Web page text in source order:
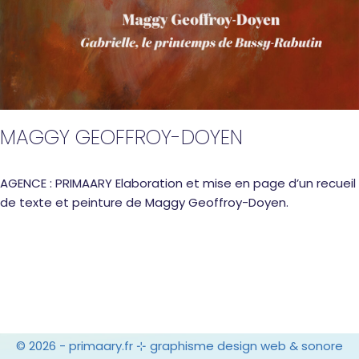
MAGGY GEOFFROY-DOYEN
AGENCE : PRIMAARY Elaboration et mise en page d’un recueil
de texte et peinture de Maggy Geoffroy-Doyen.
© 2026 - primaary.fr ⊹ graphisme design web & sonore